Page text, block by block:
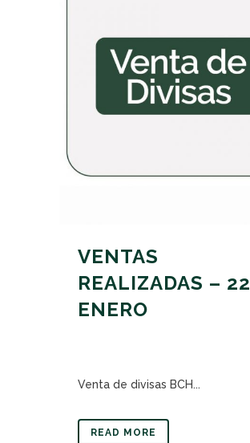
VENTAS
REALIZADAS – 22
ENERO
Venta de divisas BCH...
READ MORE